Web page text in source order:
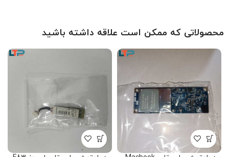
محصولاتی که ممکن است علاقه داشته باشید